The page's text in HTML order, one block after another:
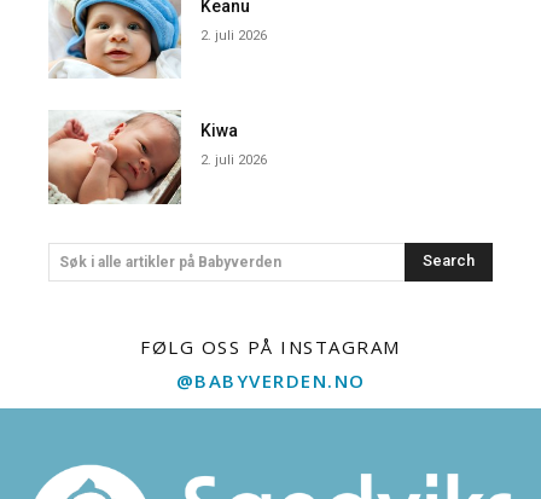
Keanu
2. juli 2026
Kiwa
2. juli 2026
Søk i alle artikler på Babyverden Search
FØLG OSS PÅ INSTAGRAM
@BABYVERDEN.NO